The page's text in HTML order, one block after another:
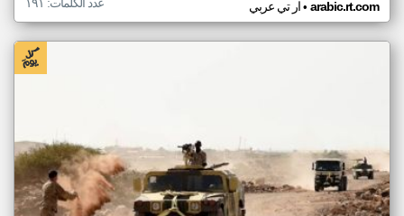
ار تي عربي• arabic.rt.com